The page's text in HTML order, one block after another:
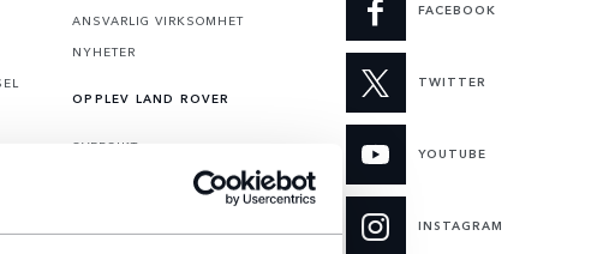
ANSVARLIG VIRKSOMHET
NYHETER
OPPLEV LAND ROVER
OVERSIKT
DRIVING EXPERIENCES
FABRIKKOMVISNINGER
REISE
FACEBOOK
TWITTER
YOUTUBE
INSTAGRAM